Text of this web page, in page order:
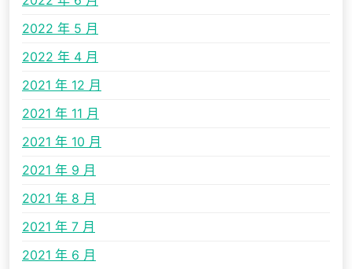
2022 年 5 月
2022 年 4 月
2021 年 12 月
2021 年 11 月
2021 年 10 月
2021 年 9 月
2021 年 8 月
2021 年 7 月
2021 年 6 月